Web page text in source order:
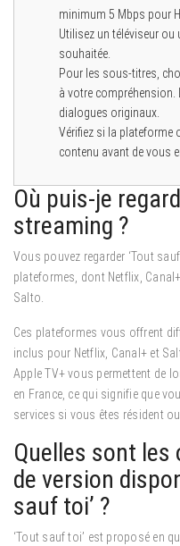
minimum 5 Mbps pour
Utilisez un téléviseur ou
souhaitée.
Pour les sous-titres,
à votre compréhension.
dialogues originaux.
Vérifiez si la plateforme
contenu avant de vous
Où puis-je
streaming ?
Vous pouvez regarder ‘Tout
plateformes, dont Netflix,
Salto.
Ces plateformes vous offrent
inclus pour Netflix, Canal+ et
Apple TV+ vous permettent de
en France, ce qui signifie que
services si vous êtes résident
Quelles sont
de version
sauf toi’ ?
‘Tout sauf toi’ est proposé en